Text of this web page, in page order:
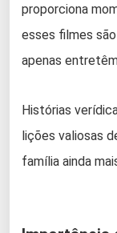
proporciona
esses filmes
apenas
Histórias
lições valiosas
família ainda